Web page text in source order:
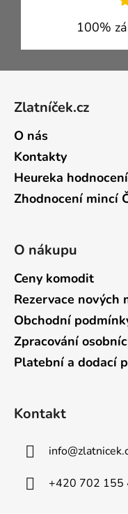
100%
Zlatníček.cz
O nás
Kontakty
Heureka hodnocení
Zhodnocení mincí
O nákupu
Ceny komodit
Rezervace nových
Obchodní
Zpracování
Platební a dodací
Kontakt
info@
+420 702 155